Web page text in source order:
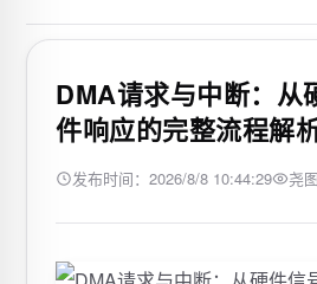
DMA请求与中断：从
件响应的完整流程解
发布时间：2026/8/8 10:44:29 尧